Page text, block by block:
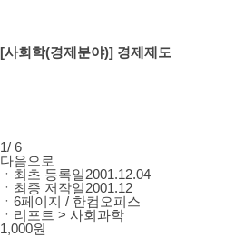
[사회학(경제분야)] 경제제도
1/ 6
다음으로
ㆍ 최초 등록일2001.12.04
ㆍ 최종 저작일2001.12
ㆍ 6페이지 / 한컴오피스
ㆍ 리포트 > 사회과학
1,000원